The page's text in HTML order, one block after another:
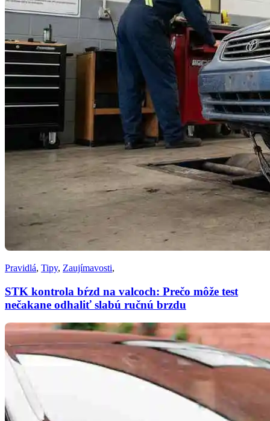
Pravidlá, Tipy, Zaujímavosti,
STK kontrola bŕzd na valcoch: Prečo môže test
nečakane odhaliť slabú ručnú brzdu